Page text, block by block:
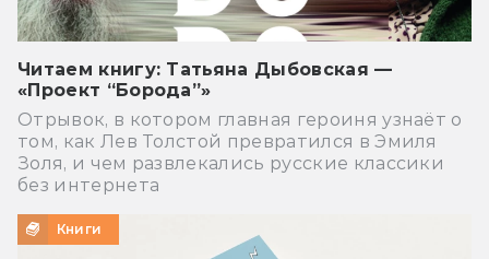
Читаем книгу: Татьяна Дыбовская —
«Проект “Борода”»
Отрывок, в котором главная героиня узнаёт о
том, как Лев Толстой превратился в Эмиля
Золя, и чем развлекались русские классики
без интернета
Книги